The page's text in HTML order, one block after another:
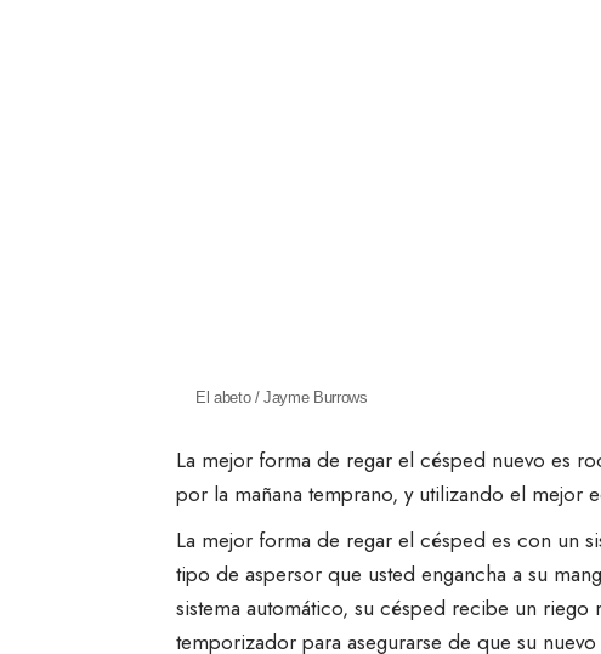
El abeto / Jayme Burrows
La mejor forma de regar el césped nuevo es
por la mañana temprano, y utilizando el mejor
La mejor forma de regar el césped es con un
tipo de aspersor que usted engancha a su
sistema automático, su césped recibe un
temporizador para asegurarse de que su